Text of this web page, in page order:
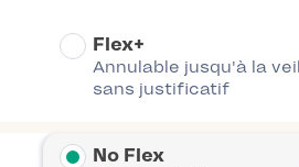
Flex+
Annulable jusqu'à la
sans justificatif
No Flex